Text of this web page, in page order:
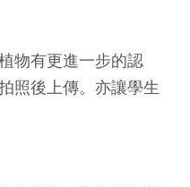
物有更進一步的認
照後上傳。亦讓學生